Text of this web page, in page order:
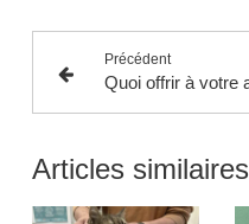
Précédent
Articles similaires